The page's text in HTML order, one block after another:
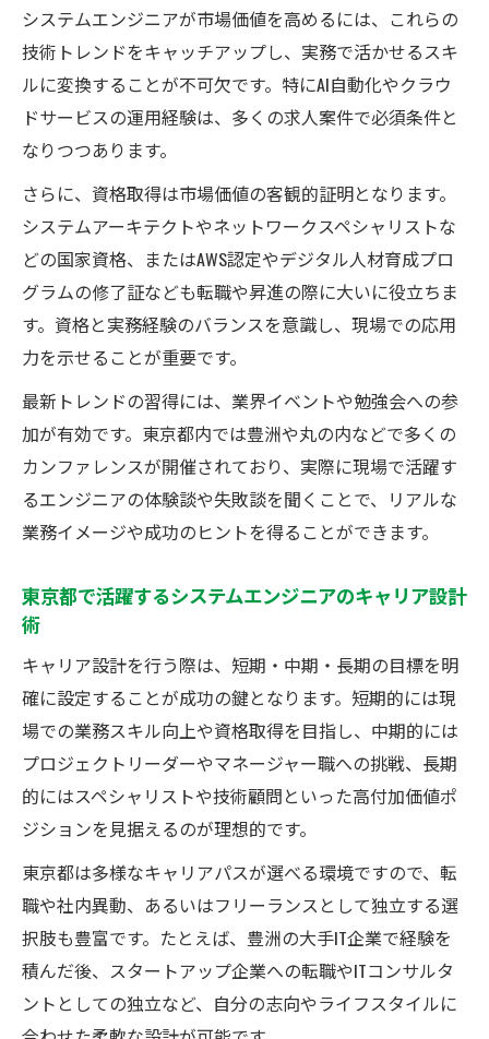
システムエンジニアが目指すべき資格取得
戦略
実務力強化でシステムエンジニアの価値を
高める方法
システムエンジニアが選ぶべき実務経験と
資格のバランス
IT業界で評価されるシステムエンジニアのス
キルアップ術
資格と実務経験でシステムエンジニアが伸
ばす専門性
デジタル人材育成支援がキャリア形成に与える
影響
システムエンジニアが活用すべきデジタル
人材育成支援
東京都の人材育成プログラムとシステムエ
ンジニアの成長
アに与える価値
れるスキル向上
都のデジタル支援を活かしシステムエンジ
ニアが飛躍する方法
都内でシステムエンジニアとして市場価値を高
める秘訣
める実践法
都内システムエンジニアが意識すべき自己
システムエンジニアが高収入を目指すため
の行動指針
システムエンジニアが市場価値を高めるには、これらの
技術トレンドをキャッチアップし、実務で活かせるスキ
ルに変換することが不可欠です。特にAI自動化やクラウ
ドサービスの運用経験は、多くの求人案件で必須条件と
なりつつあります。
さらに、資格取得は市場価値の客観的証明となります。
システムアーキテクトやネットワークスペシャリストな
どの国家資格、またはAWS認定やデジタル人材育成プロ
グラムの修了証なども転職や昇進の際に大いに役立ちま
す。資格と実務経験のバランスを意識し、現場での応用
力を示せることが重要です。
最新トレンドの習得には、業界イベントや勉強会への参
加が有効です。東京都内では豊洲や丸の内などで多くの
カンファレンスが開催されており、実際に現場で活躍す
るエンジニアの体験談や失敗談を聞くことで、リアルな
業務イメージや成功のヒントを得ることができます。
東京都で活躍するシステムエンジニアのキャリア設計
術
キャリア設計を行う際は、短期・中期・長期の目標を明
確に設定することが成功の鍵となります。短期的には現
場での業務スキル向上や資格取得を目指し、中期的には
プロジェクトリーダーやマネージャー職への挑戦、長期
的にはスペシャリストや技術顧問といった高付加価値ポ
ジションを見据えるのが理想的です。
東京都は多様なキャリアパスが選べる環境ですので、転
職や社内異動、あるいはフリーランスとして独立する選
択肢も豊富です。たとえば、豊洲の大手IT企業で経験を
積んだ後、スタートアップ企業への転職やITコンサルタ
ントとしての独立など、自分の志向やライフスタイルに